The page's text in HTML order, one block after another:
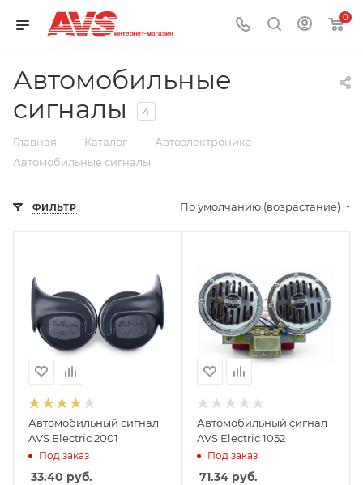
0
Автомобильные
сигналы
4
Главная — Каталог — Автоэлектроника —
Автомобильные сигналы
ФИЛЬТР По умолчанию (возрастание)
Автомобильный сигнал
AVS Electric 2001
Под заказ
33.40 руб.
Автомобильный сигнал
AVS Electric 1052
Под заказ
71.34руб.